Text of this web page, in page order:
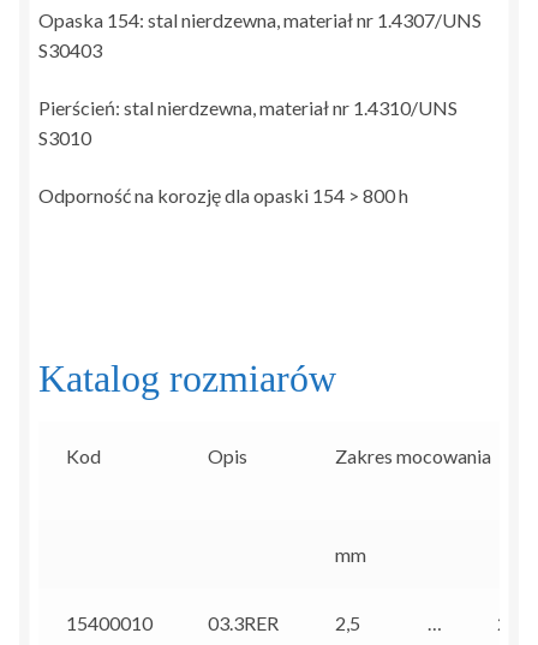
Opaska 154: stal nierdzewna, materiał nr 1.4307/UNS
S30403
Pierścień: stal nierdzewna, materiał nr 1.4310/UNS
S3010
Odporność na korozję dla opaski 154 > 800 h
Katalog rozmiarów
Kod Opis Zakres mocowania
mm
15400010 03.3RER 2,5 … 2,9